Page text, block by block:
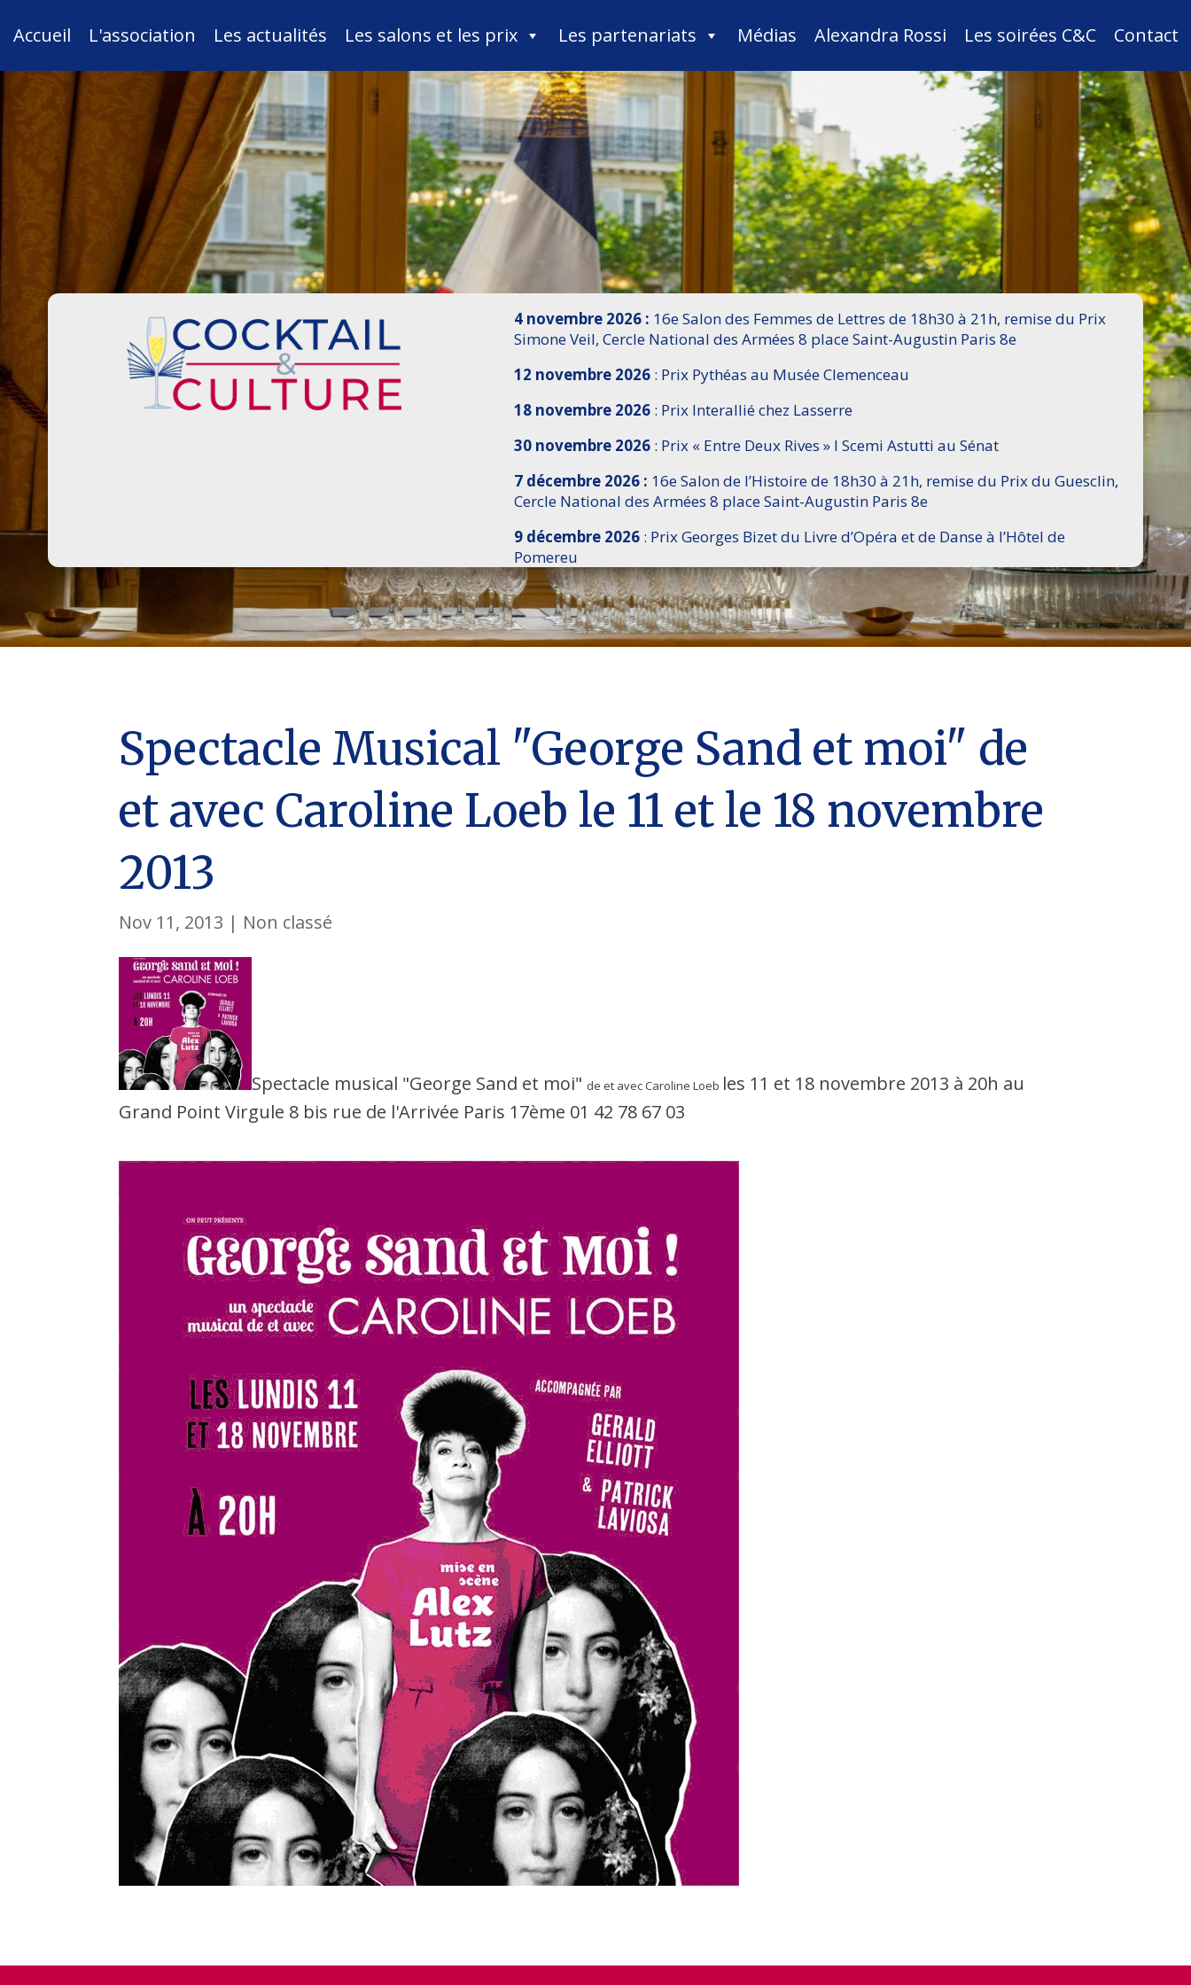
Accueil L'association Les actualités Les salons et les prix Les partenariats Médias Alexandra Rossi Les soirées C&C Contact
4 novembre 2026 : 16e Salon des Femmes de Lettres de 18h30 à 21h, remise du Prix
Simone Veil, Cercle National des Armées 8 place Saint-Augustin Paris 8e
12 novembre 2026: Prix Pythéas au Musée Clemenceau
18 novembre 2026: Prix Interallié chez Lasserre
30 novembre 2026: Prix « Entre Deux Rives » I Scemi Astutti au Sénat
7 décembre 2026 : 16e Salon de l’Histoire de 18h30 à 21h, remise du Prix du Guesclin,
Cercle National des Armées 8 place Saint-Augustin Paris 8e
9 décembre 2026: Prix Georges Bizet du Livre d’Opéra et de Danse à l’Hôtel de
Pomereu
Spectacle Musical "George Sand et moi" de
et avec Caroline Loeb le 11 et le 18 novembre
2013
Nov 11, 2013 | Non classé
Spectacle musical "George Sand et moi" de et avecCaroline Loeb les 11 et 18 novembre 2013 à 20h au
Grand Point Virgule 8 bis rue de l'Arrivée Paris 17ème 01 42 78 67 03